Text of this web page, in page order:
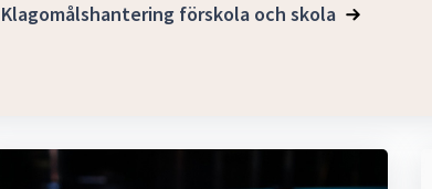
Klagomålshantering förskola och skola